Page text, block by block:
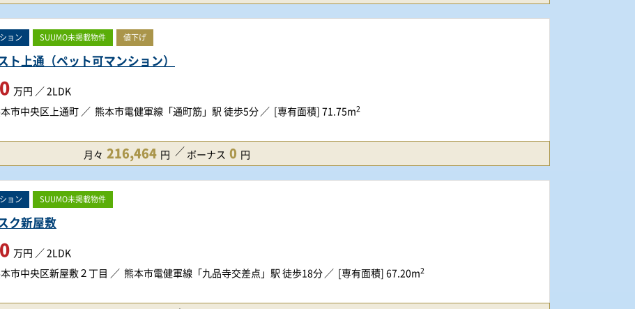
ョン SUUMO未掲載物件 値下げ
ト上通（ペット可マンション）
万円 ／ 2LDK
市中央区上通町 熊本市電健軍線「通町筋」駅 徒歩5分 [専有面積] 71.75m2
月々 216,464 円 ボーナス 0 円
ョン SUUMO未掲載物件
ク新屋敷
万円 ／ 2LDK
市中央区新屋敷２丁目 熊本市電健軍線「九品寺交差点」駅 徒歩18分 [専有面積] 67.20m2